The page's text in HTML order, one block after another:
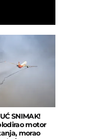
SNIMAK!
motor
morao